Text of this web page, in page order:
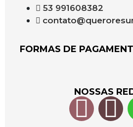
53 991608382
FORMAS DE
NOSSAS